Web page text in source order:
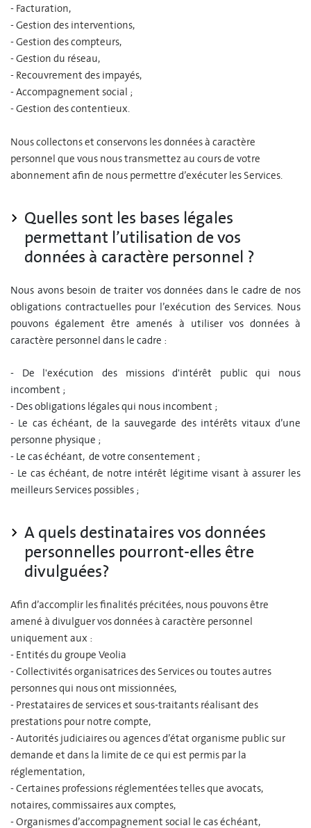
- Facturation,
- Gestion des interventions,
- Gestion des compteurs,
- Gestion du réseau,
- Recouvrement des impayés,
- Accompagnement social ;
- Gestion des contentieux.
Nous collectons et conservons les données à caractère
personnel que vous nous transmettez au cours de votre
abonnement afin de nous permettre d’exécuter les Services.
Quelles sont les bases légales
permettant l’utilisation de vos
données à caractère personnel ?
Nous avons besoin de traiter vos données dans le cadre de nos
obligations contractuelles pour l’exécution des Services. Nous
pouvons également être amenés à utiliser vos données à
caractère personnel dans le cadre :
- De l'exécution des missions d'intérêt public qui nous
incombent ;
- Des obligations légales qui nous incombent ;
- Le cas échéant, de la sauvegarde des intérêts vitaux d’une
personne physique ;
- Le cas échéant, de votre consentement ;
- Le cas échéant, de notre intérêt légitime visant à assurer les
meilleurs Services possibles ;
A quels destinataires vos données
personnelles pourront-elles être
divulguées?
Afin d’accomplir les finalités précitées, nous pouvons être
amené à divulguer vos données à caractère personnel
uniquement aux :
- Entités du groupe Veolia
- Collectivités organisatrices des Services ou toutes autres
personnes qui nous ont missionnées,
- Prestataires de services et sous-traitants réalisant des
prestations pour notre compte,
- Autorités judiciaires ou agences d’état organisme public sur
demande et dans la limite de ce qui est permis par la
réglementation,
- Certaines professions réglementées telles que avocats,
notaires, commissaires aux comptes,
- Organismes d’accompagnement social le cas échéant,